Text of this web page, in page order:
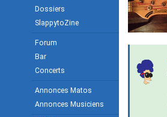
Dossiers
SlappytoZine
Forum
Bar
Concerts
Annonces Matos
Annonces Musiciens